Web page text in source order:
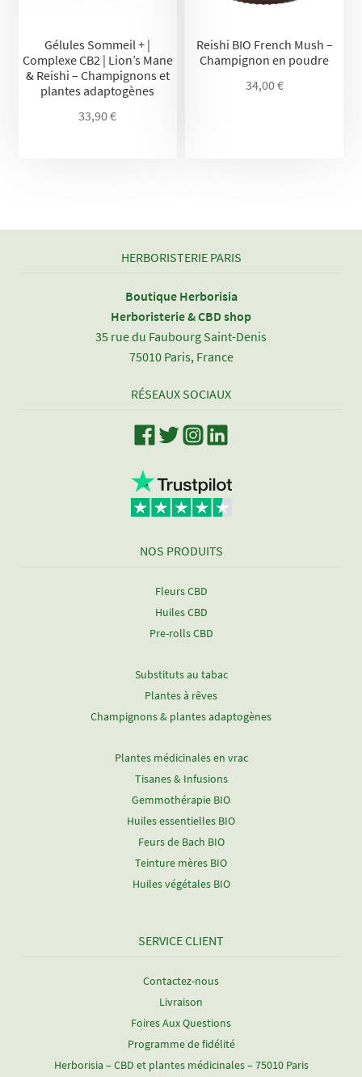
Gélules Sommeil + |
Complexe CB2 | Lion’s Mane
& Reishi – Champignons et
plantes adaptogènes
33,90€
Reishi BIO French Mush –
Champignon en poudre
34,00€
HERBORISTERIE PARIS
Boutique Herborisia
Herboristerie & CBD shop
35 rue du Faubourg Saint-Denis
75010 Paris, France
RÉSEAUX SOCIAUX
NOS PRODUITS
Fleurs CBD
Huiles CBD
Pre-rolls CBD
Substituts au tabac
Plantes à rêves
Champignons & plantes adaptogènes
Plantes médicinales en vrac
Tisanes & Infusions
Gemmothérapie BIO
Huiles essentielles BIO
Feurs de Bach BIO
Teinture mères BIO
Huiles végétales BIO
SERVICE CLIENT
Contactez-nous
Livraison
Foires Aux Questions
Programme de fidélité
Herborisia – CBD et plantes médicinales – 75010 Paris